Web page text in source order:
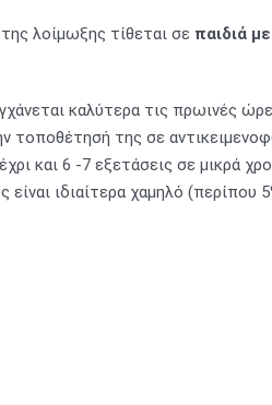
λοίμωξης τίθεται σε παιδιά με
καλύτερα τις πρωινές
τοποθέτησή της σε
και 6 -7 εξετάσεις σε μικρά
ιδιαίτερα χαμηλό (περίπου